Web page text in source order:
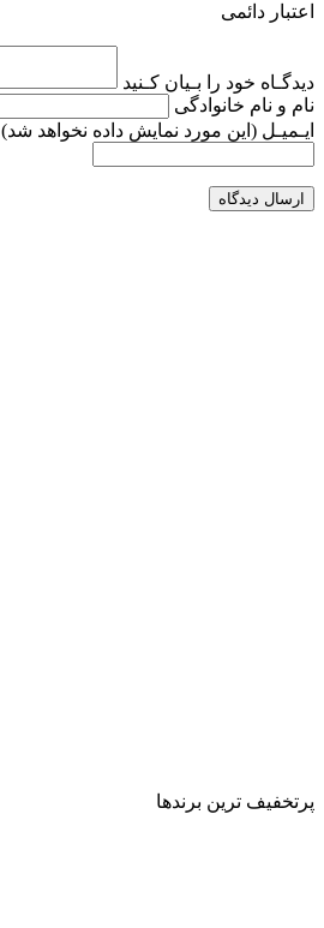
اعتبار دائمی
دیدگـاه خود را بـیان کـنید
نام و نام خانوادگی
ایـمیـل (این مورد نمایش داده نخواهد شد)
ارسال دیدگاه
پرتخفیف ترین برندها